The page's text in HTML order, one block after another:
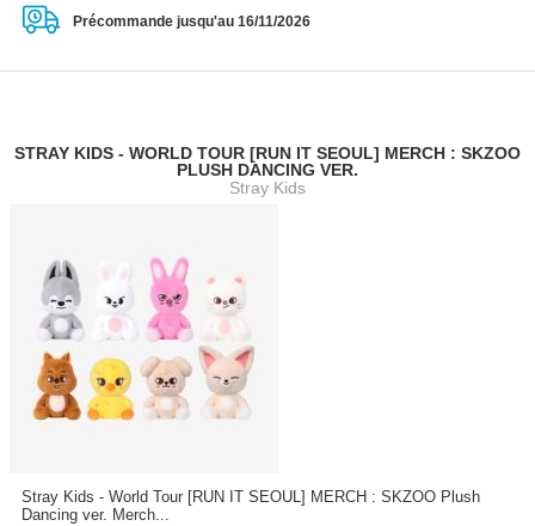
Précommande jusqu'au 16/11/2026
STRAY KIDS - WORLD TOUR [RUN IT SEOUL] MERCH : SKZOO
PLUSH DANCING VER.
Stray Kids
Stray Kids - World Tour [RUN IT SEOUL] MERCH : SKZOO Plush
Dancing ver. Merch...